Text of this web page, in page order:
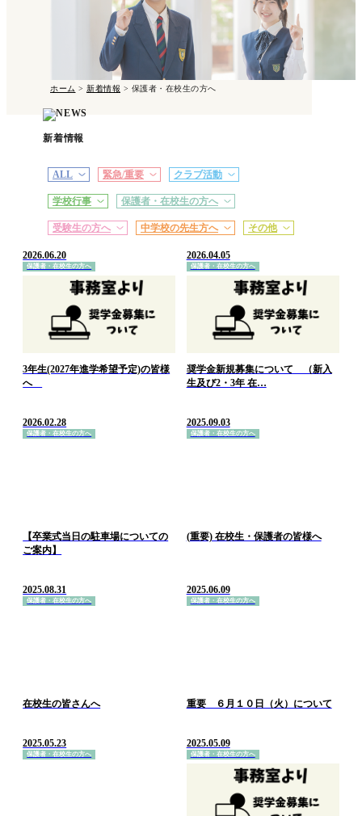
ホーム > 新着情報 > 保護者・在校生の方へ
新着情報
ALL 緊急/重要 クラブ活動
学校行事 保護者・在校生の方へ
受験生の方へ 中学校の先生方へ その他
2026.06.20
保護者・在校生の方へ
3年生(2027年進学希望予定)の皆様
へ
2026.04.05
保護者・在校生の方へ
奨学金新規募集について （新入
生及び2・3年 在…
2026.02.28
保護者・在校生の方へ
【卒業式当日の駐車場についての
ご案内】
2025.09.03
保護者・在校生の方へ
(重要) 在校生・保護者の皆様へ
2025.08.31
保護者・在校生の方へ
在校生の皆さんへ
2025.06.09
保護者・在校生の方へ
重要 ６月１０日（火）について
2025.05.23
保護者・在校生の方へ
2025.05.09
保護者・在校生の方へ